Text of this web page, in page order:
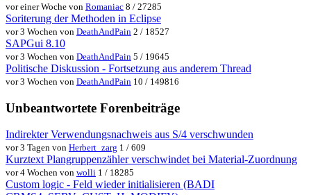
vor einer Woche von Romaniac 8 / 27285
Soriterung der Methoden in Eclipse
vor 3 Wochen von DeathAndPain 2 / 18527
SAPGui 8.10
vor 3 Wochen von DeathAndPain 5 / 19645
Politische Diskussion - Fortsetzung aus anderem Thread
vor 3 Wochen von DeathAndPain 10 / 149816
Unbeantwortete Forenbeiträge
Indirekter Verwendungsnachweis aus S/4 verschwunden
vor 3 Tagen von Herbert_zarg 1 / 609
Kurztext Plangruppenzähler verschwindet bei Material-Zuordnung
vor 4 Wochen von wolli 1 / 18285
Custom logic - Feld wieder initialisieren (BADI